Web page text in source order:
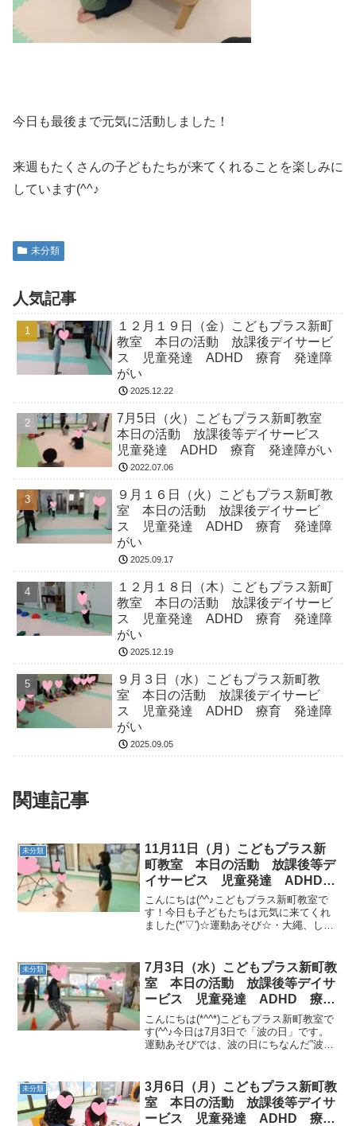
今日も最後まで元気に活動しました！
来週もたくさんの子どもたちが来てくれることを楽しみに
しています(^^♪
未分類
人気記事
１２月１９日（金）こどもプラス新町
教室 本日の活動 放課後デイサービ
ス 児童発達 ADHD 療育 発達障
がい
2025.12.22
7月5日（火）こどもプラス新町教室
本日の活動 放課後等デイサービス
児童発達 ADHD 療育 発達障がい
2022.07.06
９月１６日（火）こどもプラス新町教
室 本日の活動 放課後デイサービ
ス 児童発達 ADHD 療育 発達障
がい
2025.09.17
１２月１８日（木）こどもプラス新町
教室 本日の活動 放課後デイサービ
ス 児童発達 ADHD 療育 発達障
がい
2025.12.19
９月３日（水）こどもプラス新町教
室 本日の活動 放課後デイサービ
ス 児童発達 ADHD 療育 発達障
がい
2025.09.05
関連記事
未分類
11月11日（月）こどもプラス新
町教室 本日の活動 放課後等デ
イサービス 児童発達 ADHD
療育 発達障がい
こんにちは(^^♪こどもプラス新町教室で
す！今日も子どもたちは元気に来てくれ
ました(*'▽')☆運動あそび☆・大繩、しり
台渡り→跳び箱回転ジャンプ→トランポ
リン］今日も...
未分類
7月3日（水）こどもプラス新町教
室 本日の活動 放課後等デイサ
ービス 児童発達 ADHD 療
育 発達障がい
こんにちは(*^^*)こどもプラス新町教室で
す(^^♪今日は7月3日で「波の日」です。
運動あそびでは、波の日にちなんだ”波乗
動あそび☆●いろいろリレー・走る→スキ
ップ...
未分類
3月6日（月）こどもプラス新町教
室 本日の活動 放課後等デイサ
ービス 児童発達 ADHD 療